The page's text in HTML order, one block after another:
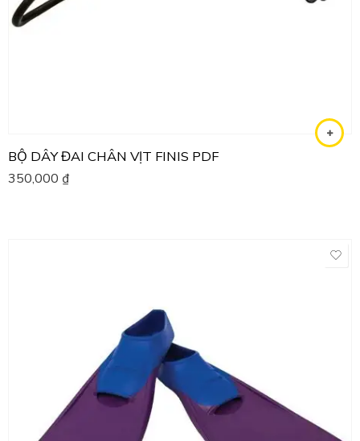
BỘ DÂY ĐAI CHÂN VỊT FINIS PDF
350,000 ₫